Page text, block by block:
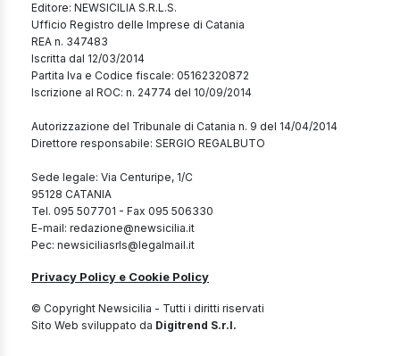
Editore: NEWSICILIA S.R.L.S.
Ufficio Registro delle Imprese di Catania
REA n. 347483
Iscritta dal 12/03/2014
Partita Iva e Codice fiscale: 05162320872
Iscrizione al ROC: n. 24774 del 10/09/2014
Autorizzazione del Tribunale di Catania n. 9 del 14/04/2014
Direttore responsabile: SERGIO REGALBUTO
Sede legale: Via Centuripe, 1/C
95128 CATANIA
Tel. 095 507701 - Fax 095 506330
E-mail: redazione@newsicilia.it
Pec: newsiciliasrls@legalmail.it
Privacy Policy e Cookie Policy
© Copyright Newsicilia - Tutti i diritti riservati
Sito Web sviluppato da Digitrend S.r.l.